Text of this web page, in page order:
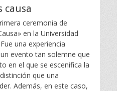
causa
ceremonia de
en la Universidad
una experiencia
evento tan solemne que
en el que se escenifica la
que una
Además, en este caso,